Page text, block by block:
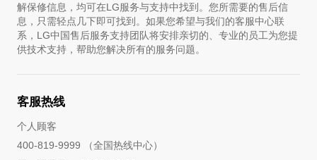
解保修信息，均可在LG服务与支持中找到。您所需要的售后信
息，只需轻点几下即可找到。如果您希望与我们的客服中心联
系，LG中国售后服务支持团队将安排亲切的、专业的员工为您提
供技术支持，帮助您解决所有的服务问题。
客服热线
个人顾客
400-819-9999 （全国热线中心）